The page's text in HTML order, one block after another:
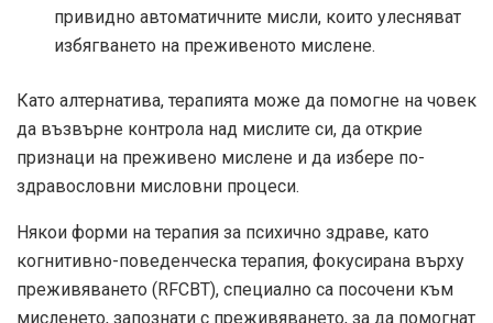
привидно автоматичните мисли, които улесняват
избягването на преживеното мислене.
Като алтернатива, терапията може да помогне на човек
да възвърне контрола над мислите си, да открие
признаци на преживено мислене и да избере по-
здравословни мисловни процеси.
Някои форми на терапия за психично здраве, като
когнитивно-поведенческа терапия, фокусирана върху
преживяването (RFCBT), специално са посочени към
мисленето, запознати с преживяването, за да помогнат